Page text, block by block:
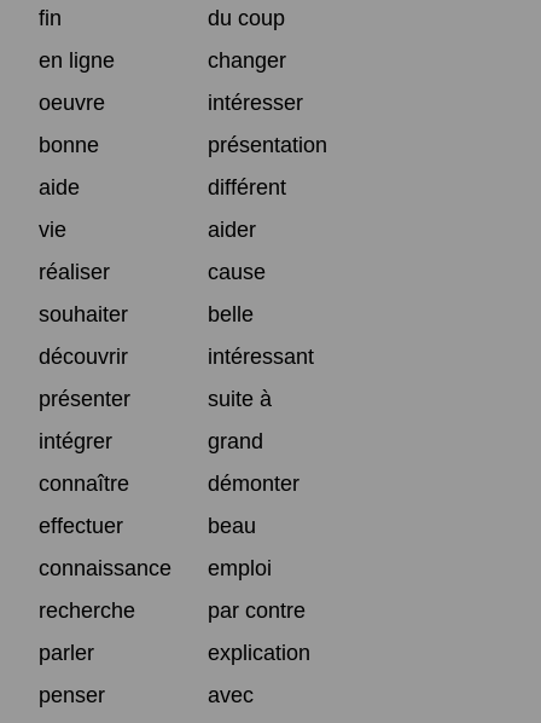
fin
du coup
en ligne
changer
oeuvre
intéresser
bonne
présentation
aide
différent
vie
aider
réaliser
cause
souhaiter
belle
découvrir
intéressant
présenter
suite à
intégrer
grand
connaître
démonter
effectuer
beau
connaissance
emploi
recherche
par contre
parler
explication
penser
avec